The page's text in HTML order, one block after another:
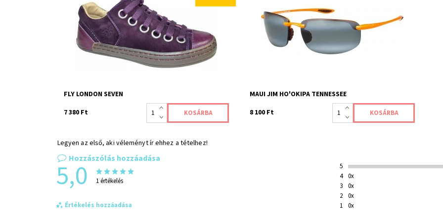
igényeit kielégíti, aki maximális kényelmet kínáló
megbízható bőrcipőt keres.
Elérhetőség:
Raktáron 3
0011
Jótállás:
2 év
FLY LONDON SEVEN
7 380 Ft
mit akarnak. Keresve sem talál ennél jobbat a piacon.
Elérhetőség:
Pillanatnyilag nem elérhető
0018
Jótállás:
2 év
MAUI JIM HO'OKIPA TENNESSEE
8 100 Ft
Legyen az első, aki véleményt ír ehhez a tételhez!
Hozzászólás hozzáadása
5,0 1 értékelés
Értékelés hozzáadása
5
4
0x
3
0x
2
0x
1
0x